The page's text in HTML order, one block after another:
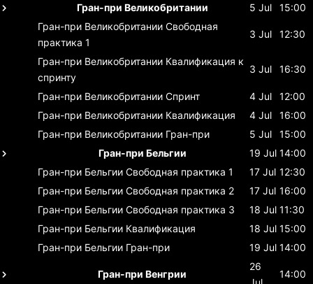
Гран-при Великобритании 5 Jul
15:00
Гран-при Великобритании Свободная
практика 1
3 Jul 12:30
Гран-при Великобритании Квалификация к
спринту
3 Jul 16:30
Гран-при Великобритании Спринт 4 Jul
12:00
Гран-при Великобритании Квалификация 4 Jul
16:00
Гран-при Великобритании Гран-при 5 Jul
15:00
Гран-при Бельгии
19 Jul 14:00
Гран-при Бельгии Свободная практика 1 17 Jul 12:30
Гран-при Бельгии Свободная практика 2 17 Jul 16:00
Гран-при Бельгии Свободная практика 3 18 Jul 11:30
Гран-при Бельгии Квалификация 18 Jul 15:00
Гран-при Бельгии Гран-при 19 Jul 14:00
Гран-при Венгрии
26
14:00